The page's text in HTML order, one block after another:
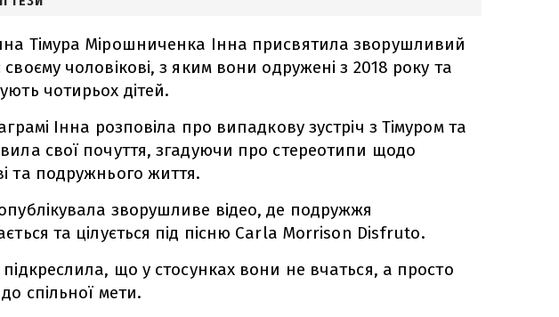
Тімура Мірошниченка Інна присвятила зворушливий
чоловікові, з яким вони одружені з 2018 року та
чотирьох дітей.
Інна розповіла про випадкову зустріч з Тімуром та
свої почуття, згадуючи про стереотипи щодо
та подружнього життя.
зворушливе відео, де подружжя
та цілується під пісню Carla Morrison Disfruto.
що у стосунках вони не вчаться, а просто
спільної мети.